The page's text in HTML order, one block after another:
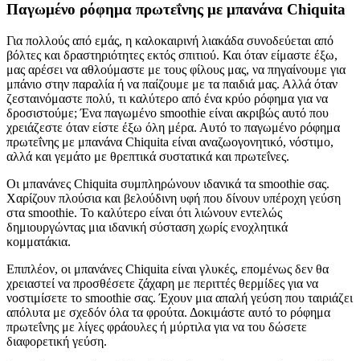
Παγωμένο ρόφημα πρωτεΐνης με μπανάνα Chiquita
Για πολλούς από εμάς, η καλοκαιρινή λιακάδα συνοδεύεται από
βόλτες και δραστηριότητες εκτός σπιτιού. Και όταν είμαστε έξω,
μας αρέσει να αθλούμαστε με τους φίλους μας, να πηγαίνουμε για
μπάνιο στην παραλία ή να παίζουμε με τα παιδιά μας. Αλλά όταν
ζεσταινόμαστε πολύ, τι καλύτερο από ένα κρύο ρόφημα για να
δροσιστούμε; Ένα παγωμένο smoothie είναι ακριβώς αυτό που
χρειάζεστε όταν είστε έξω όλη μέρα. Αυτό το παγωμένο ρόφημα
πρωτεΐνης με μπανάνα Chiquita είναι αναζωογονητικό, νόστιμο,
αλλά και γεμάτο με θρεπτικά συστατικά και πρωτεΐνες.
Οι μπανάνες Chiquita συμπληρώνουν ιδανικά τα smoothie σας.
Χαρίζουν πλούσια και βελούδινη υφή που δίνουν υπέροχη γεύση
στα smoothie. Το καλύτερο είναι ότι λιώνουν εντελώς
δημιουργώντας μια ιδανική σύσταση χωρίς ενοχλητικά
κομματάκια.
Επιπλέον, οι μπανάνες Chiquita είναι γλυκές, επομένως δεν θα
χρειαστεί να προσθέσετε ζάχαρη με περιττές θερμίδες για να
νοστιμίσετε το smoothie σας. Έχουν μια απαλή γεύση που ταιριάζει
απόλυτα με σχεδόν όλα τα φρούτα. Δοκιμάστε αυτό το ρόφημα
πρωτεΐνης με λίγες φράουλες ή μύρτιλα για να του δώσετε
διαφορετική γεύση.